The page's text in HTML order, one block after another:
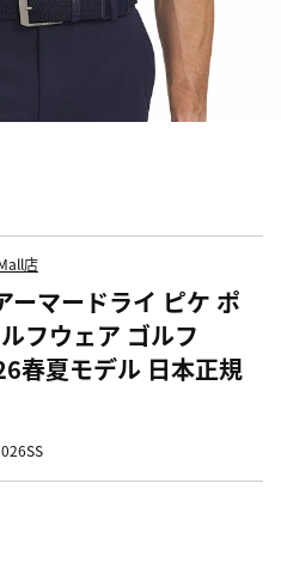
店
ーマードライ ピケ ポ
フウェア ゴルフ
春夏モデル 日本正規